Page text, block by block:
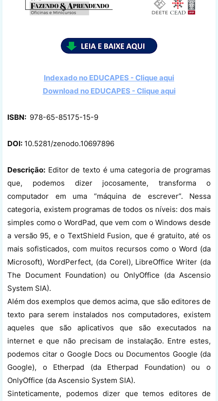
Indexado no EDUCAPES - Clique aqui
Download no EDUCAPES - Clique aqui
ISBN: 978-65-85175-15-9
DOI: 10.5281/zenodo.10697896
Descrição: Editor de texto é uma categoria de programas
que, podemos dizer jocosamente, transforma o
computador em uma “máquina de escrever”. Nessa
categoria, existem programas de todos os níveis: dos mais
simples como o WordPad, que vem com o Windows desde
a versão 95, e o TextShield Fusion, que é gratuito, até os
mais sofisticados, com muitos recursos como o Word (da
Microsoft), WordPerfect, (da Corel), LibreOffice Writer (da
The Document Foundation) ou OnlyOffice (da Ascensio
System SIA).
Além dos exemplos que demos acima, que são editores de
texto para serem instalados nos computadores, existem
aqueles que são aplicativos que são executados na
internet e que não precisam de instalação. Entre estes,
podemos citar o Google Docs ou Documentos Google (da
Google), o Etherpad (da Etherpad Foundation) ou o
OnlyOffice (da Ascensio System SIA).
Sinteticamente, podemos dizer que temos editores de